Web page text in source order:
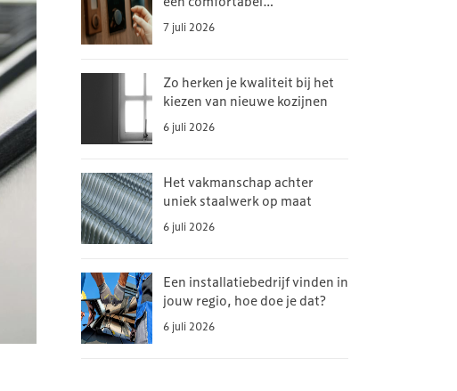
binnenklimaat
7 juli 2026
Zo herken je kwaliteit bij het
kiezen van nieuwe kozijnen
6 juli 2026
Het vakmanschap achter
uniek staalwerk op maat
6 juli 2026
Een installatiebedrijf vinden in
jouw regio, hoe doe je dat?
6 juli 2026